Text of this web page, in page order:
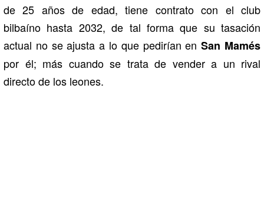
de 25 años de edad, tiene contrato con el club
bilbaíno hasta 2032, de tal forma que su tasación
actual no se ajusta a lo que pedirían enSan Mamés
por él; más cuando se trata de vender a un rival
directo de los leones.